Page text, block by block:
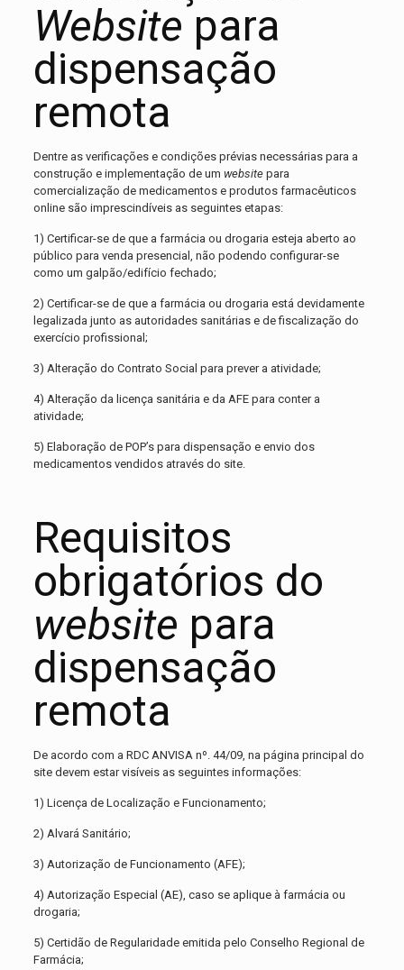
Website para
dispensação
remota
Dentre as verificações e condições prévias necessárias para a
construção e implementação de um websitepara
comercialização de medicamentos e produtos farmacêuticos
online são imprescindíveis as seguintes etapas:
1) Certificar-se de que a farmácia ou drogaria esteja aberto ao
público para venda presencial, não podendo configurar-se
como um galpão/edifício fechado;
2) Certificar-se de que a farmácia ou drogaria está devidamente
legalizada junto as autoridades sanitárias e de fiscalização do
exercício profissional;
3) Alteração do Contrato Social para prever a atividade;
4) Alteração da licença sanitária e da AFE para conter a
atividade;
5) Elaboração de POP’s para dispensação e envio dos
medicamentos vendidos através do site.
Requisitos
obrigatórios do
website para
dispensação
remota
De acordo com a RDC ANVISA nº. 44/09, na página principal do
site devem estar visíveis as seguintes informações:
1) Licença de Localização e Funcionamento;
2) Alvará Sanitário;
3) Autorização de Funcionamento (AFE);
4) Autorização Especial (AE), caso se aplique à farmácia ou
drogaria;
5) Certidão de Regularidade emitida pelo Conselho Regional de
Farmácia;